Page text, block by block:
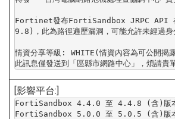
Fortinet發布FortiSandbox JRPC API 存
9.8)，此為路徑遍歷漏洞，可能允許未經過身
情資分享等級: WHITE(情資內容為可公開揭
此訊息僅發送到「區縣市網路中心」， 煩請貴
[影響平台:]
FortiSandbox 4.4.0 至 4.4.8 (含)版
FortiSandbox 5.0.0 至 5.0.5 (含)版